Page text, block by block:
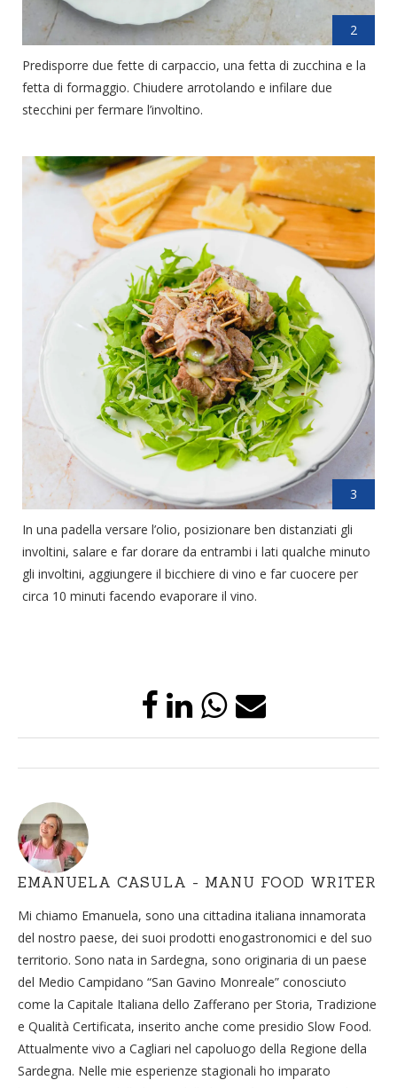
2
Predisporre due fette di carpaccio, una fetta di zucchina e la
fetta di formaggio. Chiudere arrotolando e infilare due
stecchini per fermare l’involtino.
3
In una padella versare l’olio, posizionare ben distanziati gli
involtini, salare e far dorare da entrambi i lati qualche minuto
gli involtini, aggiungere il bicchiere di vino e far cuocere per
circa 10 minuti facendo evaporare il vino.
EMANUELA CASULA - MANU FOOD WRITER
Mi chiamo Emanuela, sono una cittadina italiana innamorata
del nostro paese, dei suoi prodotti enogastronomici e del suo
territorio. Sono nata in Sardegna, sono originaria di un paese
del Medio Campidano “San Gavino Monreale” conosciuto
come la Capitale Italiana dello Zafferano per Storia, Tradizione
e Qualità Certificata, inserito anche come presidio Slow Food.
Attualmente vivo a Cagliari nel capoluogo della Regione della
Sardegna. Nelle mie esperienze stagionali ho imparato